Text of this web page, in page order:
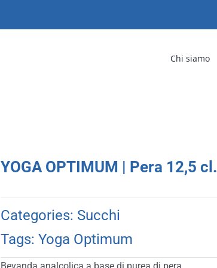
Chi siamo
YOGA OPTIMUM | Pera 12,5 cl.
Categories: Succhi
Tags: Yoga Optimum